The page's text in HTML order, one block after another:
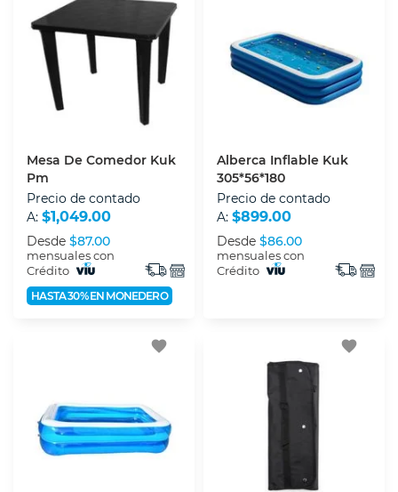
Mesa De Comedor Kuk
Pm
Precio de contado
A: $1,049.00
Desde $87.00
mensuales con
Crédito
HASTA 30% EN MONEDERO
Alberca Inflable Kuk
305*56*180
Precio de contado
A: $899.00
Desde $86.00
mensuales con
Crédito
favorite favorite